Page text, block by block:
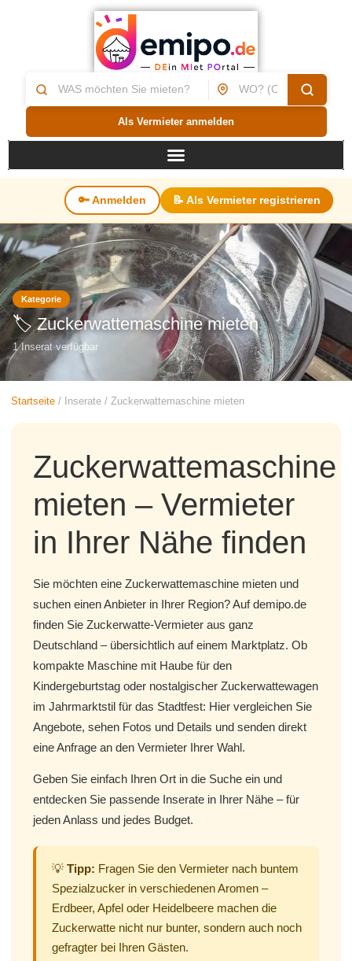
Als Vermieter anmelden
🔑 Anmelden 📝 Als Vermieter registrieren
Kategorie
🏷️ Zuckerwattemaschine mieten
1 Inserat verfügbar
Startseite / Inserate / Zuckerwattemaschine mieten
Zuckerwattemaschine
mieten – Vermieter
in Ihrer Nähe finden
Sie möchten eine Zuckerwattemaschine mieten und
suchen einen Anbieter in Ihrer Region? Auf demipo.de
finden Sie Zuckerwatte-Vermieter aus ganz
Deutschland – übersichtlich auf einem Marktplatz. Ob
kompakte Maschine mit Haube für den
Kindergeburtstag oder nostalgischer Zuckerwattewagen
im Jahrmarktstil für das Stadtfest: Hier vergleichen Sie
Angebote, sehen Fotos und Details und senden direkt
eine Anfrage an den Vermieter Ihrer Wahl.
Geben Sie einfach Ihren Ort in die Suche ein und
entdecken Sie passende Inserate in Ihrer Nähe – für
jeden Anlass und jedes Budget.
💡 Tipp: Fragen Sie den Vermieter nach buntem
Spezialzucker in verschiedenen Aromen –
Erdbeer, Apfel oder Heidelbeere machen die
Zuckerwatte nicht nur bunter, sondern auch noch
gefragter bei Ihren Gästen.